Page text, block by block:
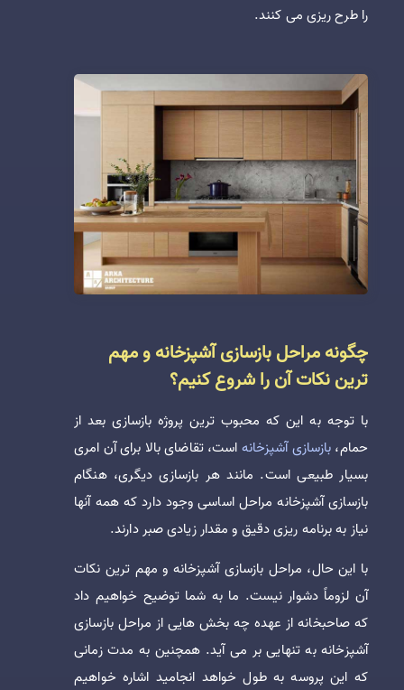
را طرح ریزی می کنند.
چگونه مراحل بازسازی آشپزخانه و مهم
ترین نکات آن را شروع کنیم؟
با توجه به این که محبوب ترین پروژه بازسازی بعد از
حمام، بازسازی آشپزخانه است، تقاضای بالا برای آن امری
بسیار طبیعی است. مانند هر بازسازی دیگری، هنگام
بازسازی آشپزخانه مراحل اساسی وجود دارد که همه آنها
نیاز به برنامه ریزی دقیق و مقدار زیادی صبر دارند.
با این حال، مراحل بازسازی آشپزخانه و مهم ترین نکات
آن لزوماً دشوار نیست. ما به شما توضیح خواهیم داد
که صاحبخانه از عهده چه بخش هایی از مراحل بازسازی
آشپزخانه به تنهایی بر می آید. همچنین به مدت زمانی
که این پروسه به طول خواهد انجامید اشاره خواهیم